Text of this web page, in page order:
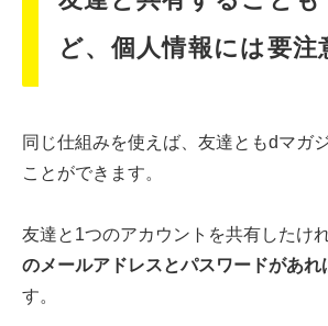
ど、個人情報には要注
同じ仕組みを使えば、友達ともdマガ
ことができます。
友達と1つのアカウントを共有したけれ
のメールアドレスとパスワードがあれ
す。